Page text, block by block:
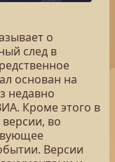
о
след в
основан на
недавно
Кроме этого в
во
Версии